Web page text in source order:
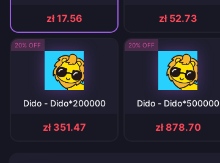
zł 17.56 zł 52.73
20% OFF
Dido - Dido*200000
zł 351.47
20% OFF
Dido - Dido*500000
zł 878.70